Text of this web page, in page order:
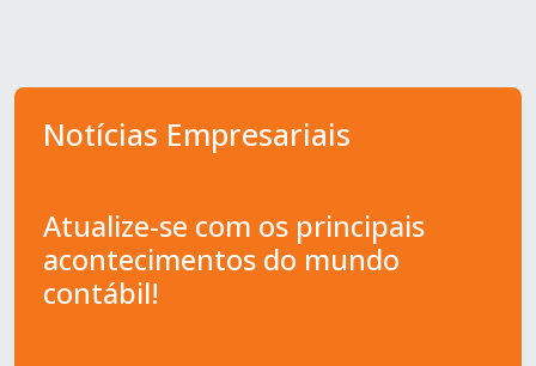
Notícias Empresariais
Atualize-se com os principais
acontecimentos do mundo
contábil!